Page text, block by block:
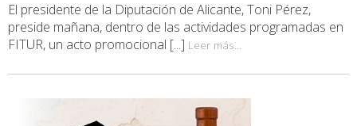
El presidente de la Diputación de Alicante, Toni Pérez,
preside mañana, dentro de las actividades programadas en
FITUR, un acto promocional [...] Leer más...